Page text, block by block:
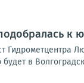
к
в